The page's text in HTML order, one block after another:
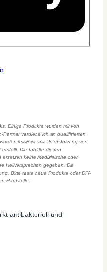
Einige Produkte wurden mir von
Partner verdiene ich an qualifizierten
teilweise mit Unterstützung von
erstellt. Die Inhalte dienen
ersetzen keine medizinische oder
Heilversprechen gegeben. Die
Bitte teste neue Produkte oder DIY-
Hautstelle.
antibakteriell und